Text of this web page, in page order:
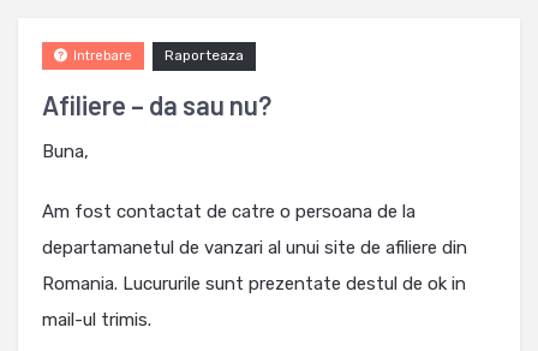
Afiliere – da sau nu?
Raporteaza
Intrebare
Buna,
Am fost contactat de catre o persoana de la
departamanetul de vanzari al unui site de afiliere din
Romania. Lucururile sunt prezentate destul de ok in
mail-ul trimis.